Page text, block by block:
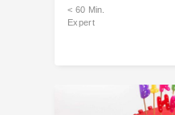
< 60 Min.
Expert